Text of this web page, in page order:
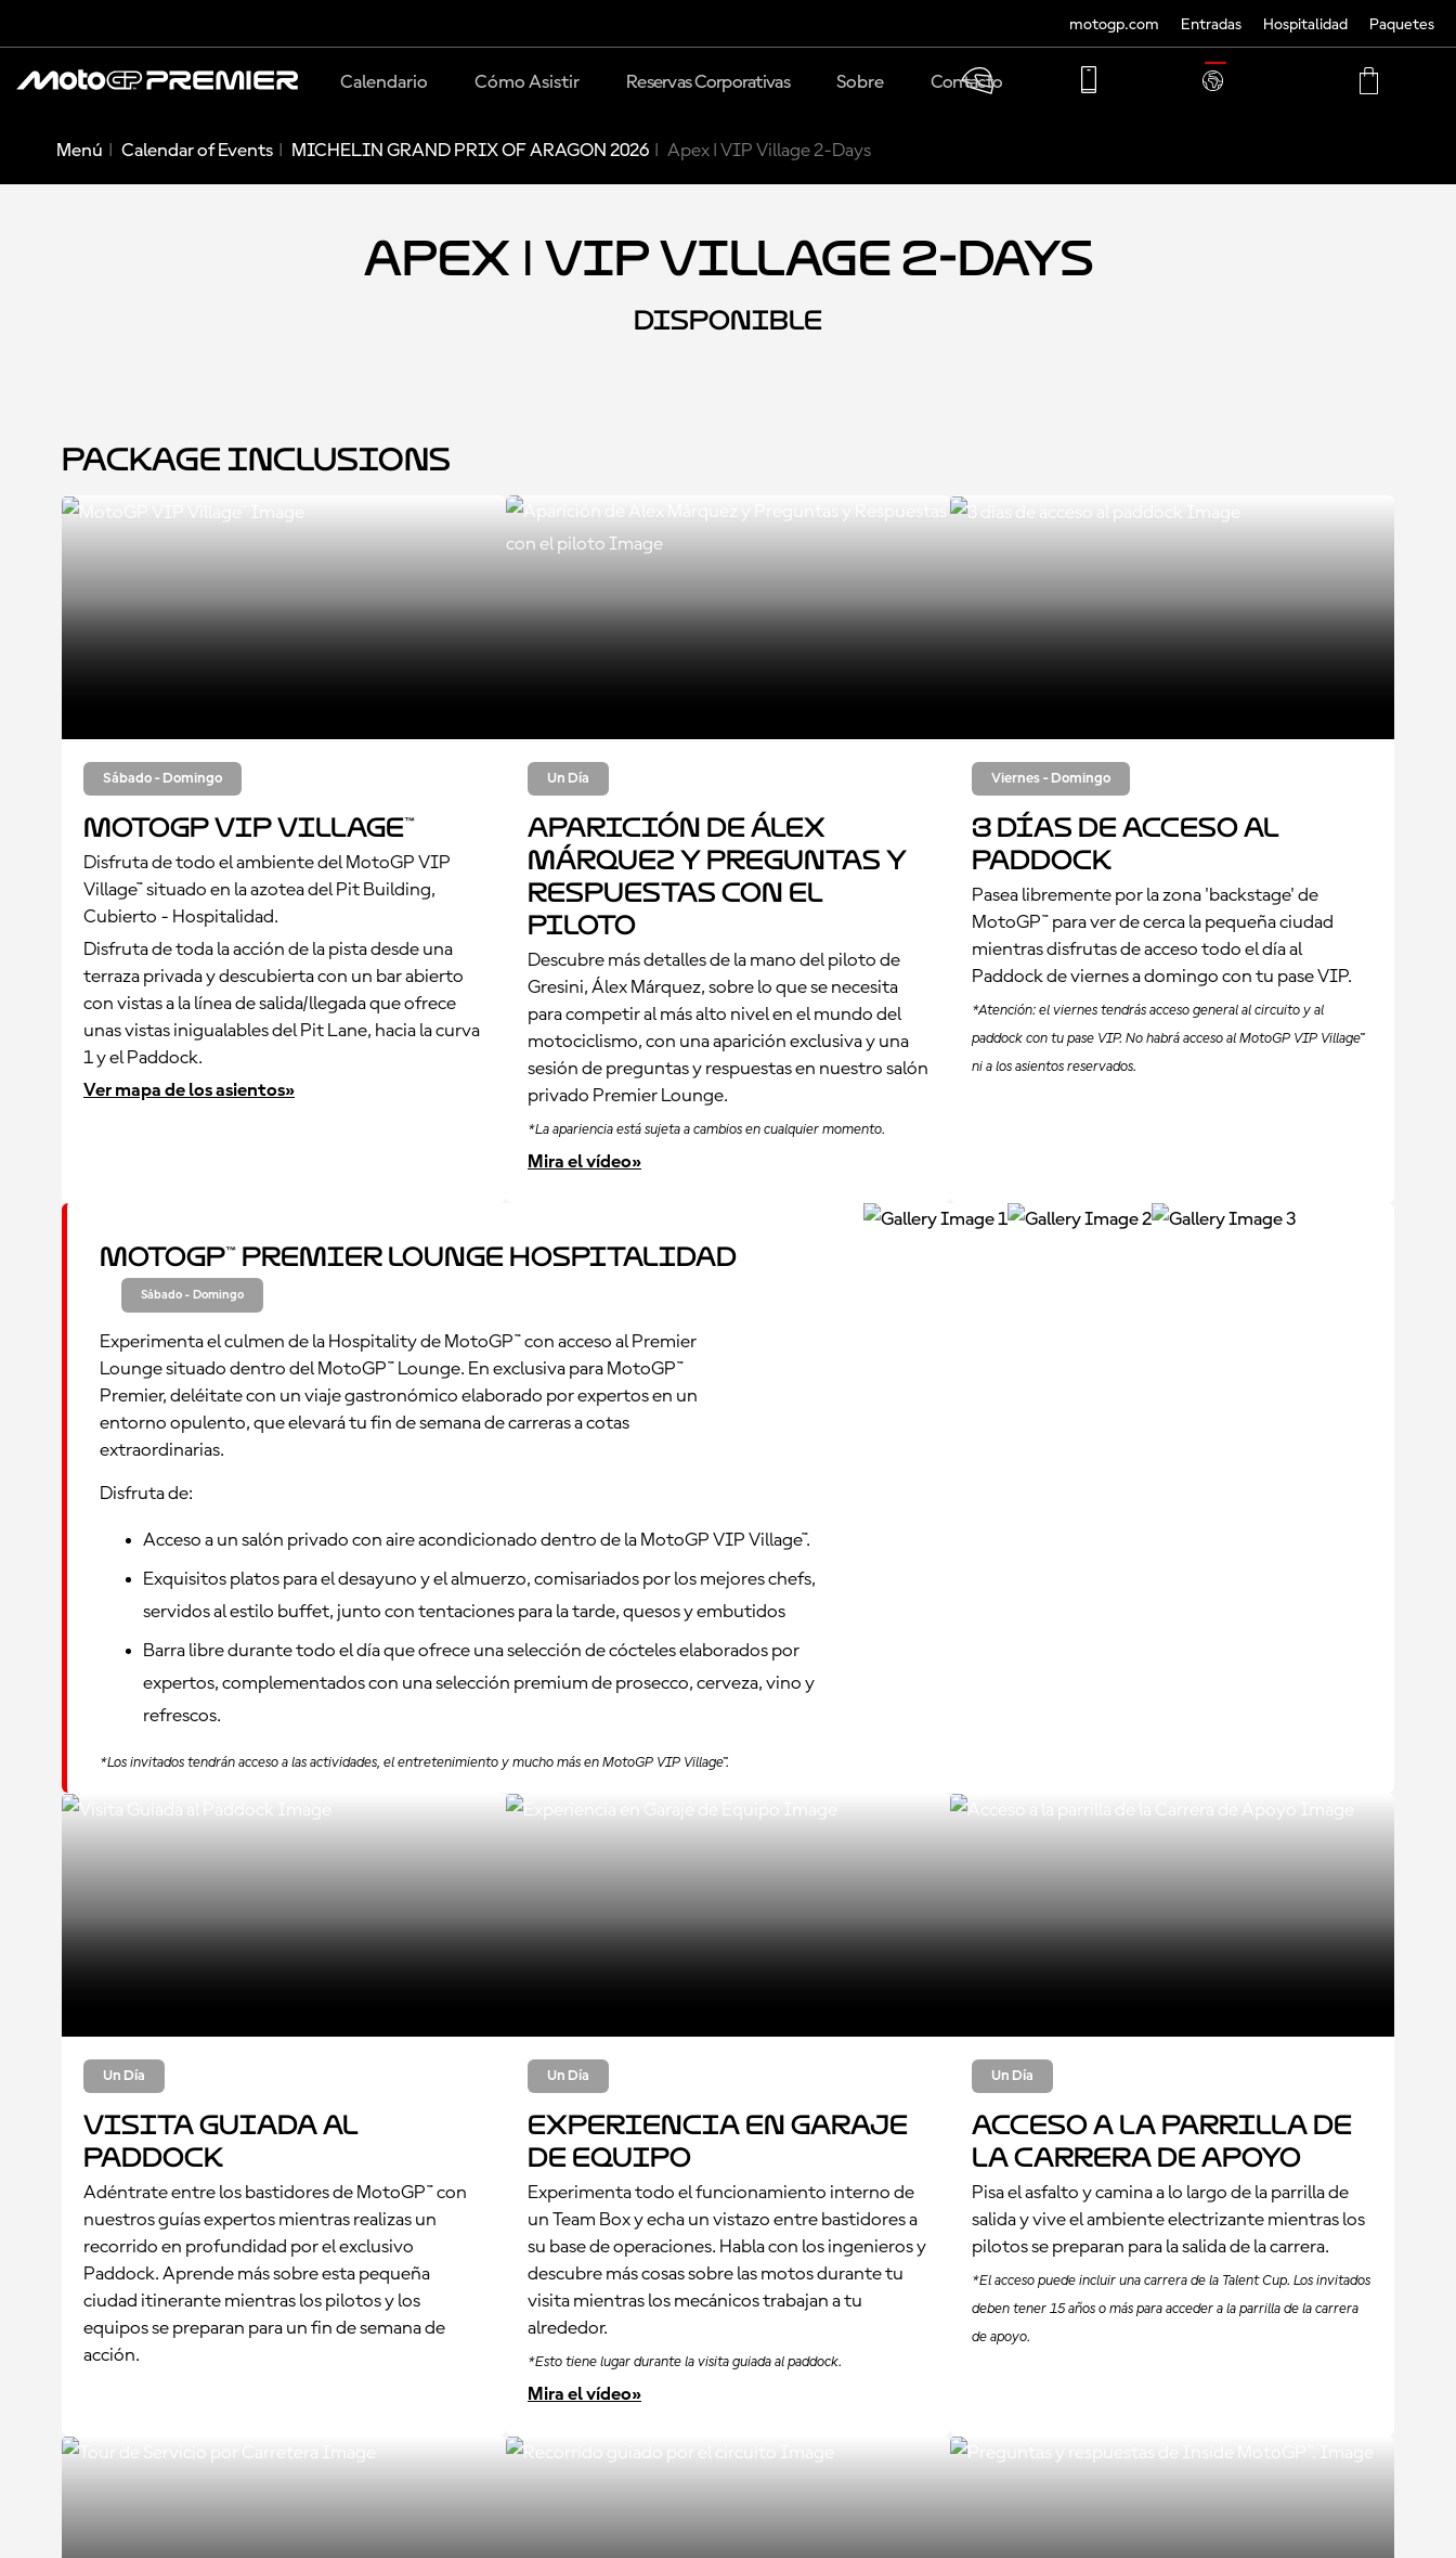
motogp.com Entradas Hospitalidad Paquetes
TRANSLATE
MY
Calendario Cómo Asistir Reservas Corporativas Sobre Contacto
Menú Calendar of Events MICHELIN GRAND PRIX OF ARAGON 2026 Apex | VIP Village 2-Days
Apex | VIP Village 2-Days
DISPONIBLE
Package Inclusions
Sábado - Domingo
MotoGP VIP Village™
Disfruta de todo el ambiente del MotoGP VIP
Village™ situado en la azotea del Pit Building,
Cubierto - Hospitalidad.
Disfruta de toda la acción de la pista desde una
terraza privada y descubierta con un bar abierto
con vistas a la línea de salida/llegada que ofrece
unas vistas inigualables del Pit Lane, hacia la curva
1 y el Paddock.
Ver mapa de los asientos»
Un Día
Aparición de Álex
Márquez y Preguntas y
Respuestas con el
piloto
Descubre más detalles de la mano del piloto de
Gresini, Álex Márquez, sobre lo que se necesita
para competir al más alto nivel en el mundo del
motociclismo, con una aparición exclusiva y una
sesión de preguntas y respuestas en nuestro salón
privado Premier Lounge.
*La apariencia está sujeta a cambios en cualquier momento.
Mira el vídeo»
Viernes - Domingo
3 días de acceso al
paddock
Pasea libremente por la zona 'backstage' de
MotoGP™ para ver de cerca la pequeña ciudad
mientras disfrutas de acceso todo el día al
Paddock de viernes a domingo con tu pase VIP.
*Atención: el viernes tendrás acceso general al circuito y al
paddock con tu pase VIP. No habrá acceso al MotoGP VIP Village™
ni a los asientos reservados.
MotoGP™ Premier Lounge Hospitalidad
Sábado - Domingo
Experimenta el culmen de la Hospitality de MotoGP™ con acceso al Premier
Lounge situado dentro del MotoGP™ Lounge. En exclusiva para MotoGP™
Premier, deléitate con un viaje gastronómico elaborado por expertos en un
entorno opulento, que elevará tu fin de semana de carreras a cotas
extraordinarias.
Disfruta de:
Acceso a un salón privado con aire acondicionado dentro de la MotoGP VIP Village™.
Exquisitos platos para el desayuno y el almuerzo, comisariados por los mejores chefs,
servidos al estilo buffet, junto con tentaciones para la tarde, quesos y embutidos
Barra libre durante todo el día que ofrece una selección de cócteles elaborados por
expertos, complementados con una selección premium de prosecco, cerveza, vino y
refrescos.
*Los invitados tendrán acceso a las actividades, el entretenimiento y mucho más en MotoGP VIP Village™.
Un Día
Visita Guiada al
Paddock
Adéntrate entre los bastidores de MotoGP™ con
nuestros guías expertos mientras realizas un
recorrido en profundidad por el exclusivo
Paddock. Aprende más sobre esta pequeña
ciudad itinerante mientras los pilotos y los
equipos se preparan para un fin de semana de
acción.
Un Día
Experiencia en Garaje
de Equipo
Experimenta todo el funcionamiento interno de
un Team Box y echa un vistazo entre bastidores a
su base de operaciones. Habla con los ingenieros y
descubre más cosas sobre las motos durante tu
visita mientras los mecánicos trabajan a tu
alrededor.
*Esto tiene lugar durante la visita guiada al paddock.
Mira el vídeo»
Un Día
Acceso a la parrilla de
la Carrera de Apoyo
Pisa el asfalto y camina a lo largo de la parrilla de
salida y vive el ambiente electrizante mientras los
pilotos se preparan para la salida de la carrera.
*El acceso puede incluir una carrera de la Talent Cup. Los invitados
deben tener 15 años o más para acceder a la parrilla de la carrera
de apoyo.